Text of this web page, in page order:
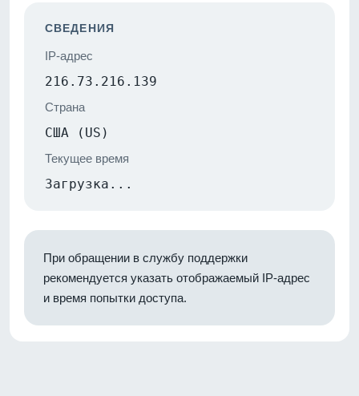
СВЕДЕНИЯ
IP-адрес
216.73.216.139
Страна
США (US)
Текущее время
Загрузка...
При обращении в службу поддержки
рекомендуется указать отображаемый IP-адрес
и время попытки доступа.